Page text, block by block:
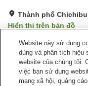
Thành phố
Hiển thị trên bản đồ
Xuất sắc Đánh
Tiện nghi chỗ nghỉ
Bãi đỗ xe
Website này sử dụng
dùng và phân tích
website của chúng tôi.
việc bạn sử dụng
mạng xã hội, quảng